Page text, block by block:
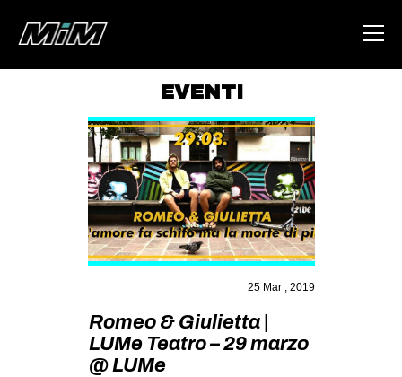
ABOUT
AREA
DEGENERAZIONE
GAZA FREESTYLE
CSOA LAMBRETTA
MSM
STUDENTI TSUNAMI
EVENTI
25 Mar , 2019
Romeo & Giulietta |
LUMe Teatro – 29 marzo
@ LUMe